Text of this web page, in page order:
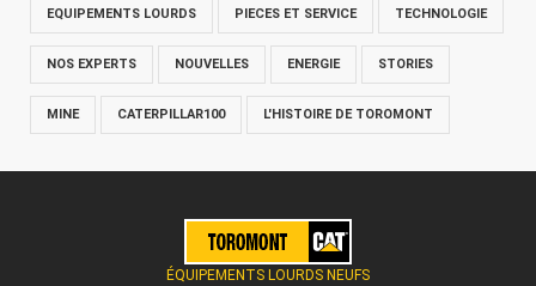
EQUIPEMENTS LOURDS PIECES ET SERVICE TECHNOLOGIE
NOS EXPERTS NOUVELLES ENERGIE STORIES
MINE CATERPILLAR100 L'HISTOIRE DE TOROMONT
ÉQUIPEMENTS LOURDS NEUFS